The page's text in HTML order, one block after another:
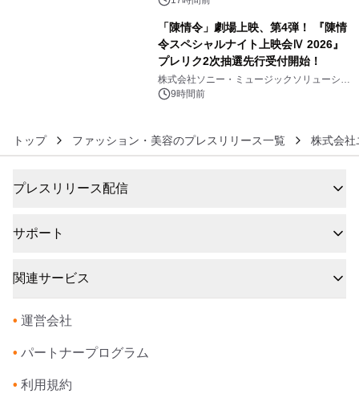
「陳情令」劇場上映、第4弾！ 『陳情
令スペシャルナイト上映会Ⅳ 2026』
プレリク2次抽選先行受付開始！
株式会社ソニー・ミュージックソリューショ
ンズ9時間前
トップ ファッション・美容のプレスリリース一覧 株式会社
プレスリリース配信
サポート
関連サービス
• 運営会社
• パートナープログラム
• 利用規約